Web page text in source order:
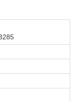
ご協力を賜りました
の暮らしをより、快
打合せ中にありまし
動きますのでお声が
くお願い申し上げま